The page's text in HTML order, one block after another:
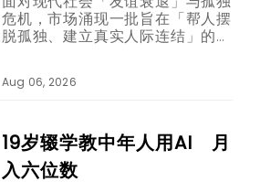
危机，市场涌现一批旨在「帮人摆
脱孤独、建立真实人际连结」的新
害羞训练，到年费逾两千欧元的高
Aug 06, 2026
19岁辍学教中年人用AI 月
入六位数